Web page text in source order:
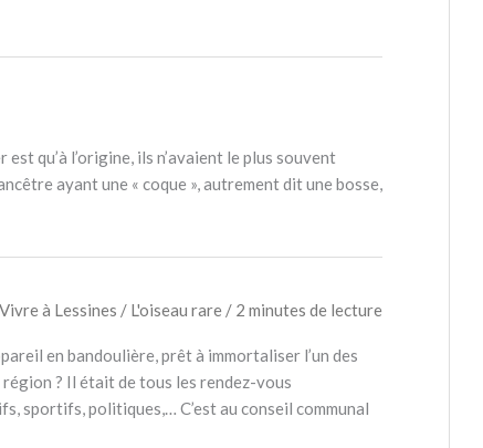
qu’à l’origine, ils n’avaient le plus souvent
ayant une « coque », autrement dit une bosse,
Vivre à Lessines / L'oiseau rare/ 2 minutes de lecture
en bandoulière, prêt à immortaliser l’un des
? Il était de tous les rendez-vous
sportifs, politiques,… C’est au conseil communal